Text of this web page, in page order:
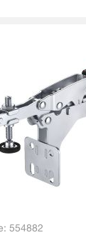
554882